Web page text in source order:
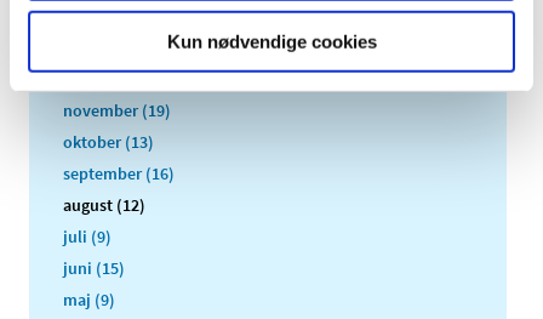
Kun nødvendige cookies
2018 (150)
december (19)
november (19)
oktober (13)
september (16)
august (12)
juli (9)
juni (15)
maj (9)